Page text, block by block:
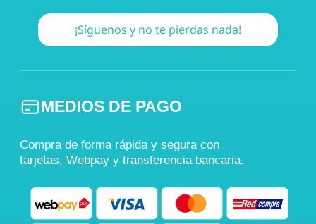
¡Síguenos y no te pierdas nada!
MEDIOS DE PAGO
Compra de forma rápida y segura con
tarjetas, Webpay y transferencia bancaria.